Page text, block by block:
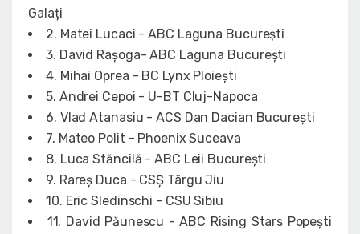
Galați
2. Matei Lucaci - ABC Laguna București
3. David Rașoga- ABC Laguna București
4. Mihai Oprea - BC Lynx Ploiești
5. Andrei Cepoi - U-BT Cluj-Napoca
6. Vlad Atanasiu - ACS Dan Dacian București
7. Mateo Polit - Phoenix Suceava
8. Luca Stăncilă - ABC Leii București
9. Rareș Duca - CSȘ Târgu Jiu
10. Eric Sledinschi - CSU Sibiu
11. David Păunescu - ABC Rising Stars Popești